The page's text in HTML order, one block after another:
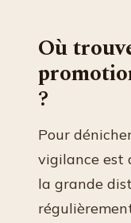
Où
?
Pour
vigilance est
la grande